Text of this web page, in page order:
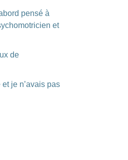
pensé à
et
de
je n’avais pas